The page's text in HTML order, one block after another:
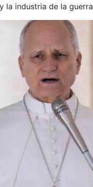
la industria de la guerra